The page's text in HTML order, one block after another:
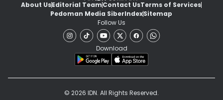
About UsEditorial TeamContact UsTerms of Services
Pedoman Media SiberIndexSitemap
Follow Us
Download
© 2026 IDN. All Rights Reserved.